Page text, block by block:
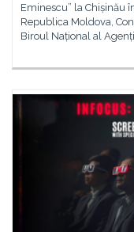
Eminescu” la Chișinău
Republica Moldova,
Biroul Național al